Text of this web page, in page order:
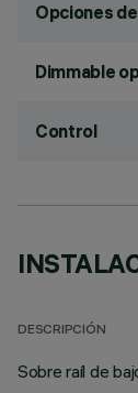
Opciones
Dimmable
Control
DESCRIPCIÓN
Sobre raíl de